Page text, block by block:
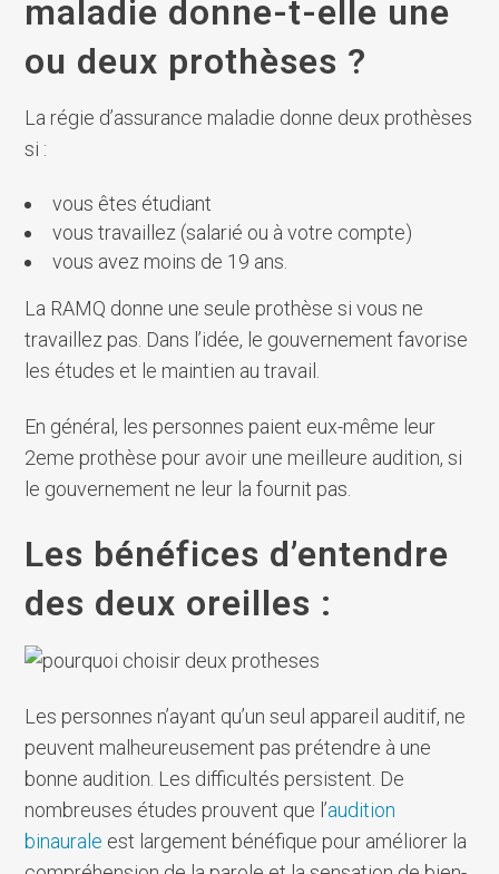
maladie donne-t-elle une
ou deux prothèses ?
La régie d’assurance maladie donne deux prothèses
si :
vous êtes étudiant
vous travaillez (salarié ou à votre compte)
vous avez moins de 19 ans.
La RAMQ donne une seule prothèse si vous ne
travaillez pas. Dans l’idée, le gouvernement favorise
les études et le maintien au travail.
En général, les personnes paient eux-même leur
2eme prothèse pour avoir une meilleure audition, si
le gouvernement ne leur la fournit pas.
Les bénéfices d’entendre
des deux oreilles :
Les personnes n’ayant qu’un seul appareil auditif, ne
peuvent malheureusement pas prétendre à une
bonne audition. Les difficultés persistent. De
nombreuses études prouvent que l’audition
binaurale est largement bénéfique pour améliorer la